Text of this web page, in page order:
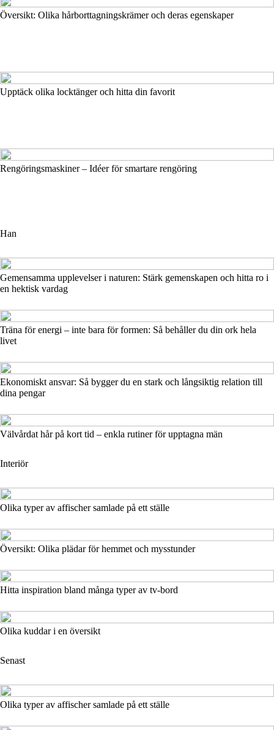
Översikt: Olika hårborttagningskrämer och deras egenskaper
Upptäck olika locktänger och hitta din favorit
Rengöringsmaskiner – Idéer för smartare rengöring
Han
Gemensamma upplevelser i naturen: Stärk gemenskapen och hitta ro i
en hektisk vardag
Träna för energi – inte bara för formen: Så behåller du din ork hela
livet
Ekonomiskt ansvar: Så bygger du en stark och långsiktig relation till
dina pengar
Välvårdat hår på kort tid – enkla rutiner för upptagna män
Interiör
Olika typer av affischer samlade på ett ställe
Översikt: Olika plädar för hemmet och mysstunder
Hitta inspiration bland många typer av tv-bord
Olika kuddar i en översikt
Senast
Olika typer av affischer samlade på ett ställe